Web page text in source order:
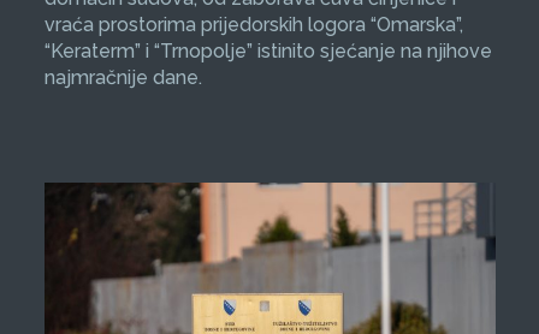
vraća prostorima prijedorskih logora “Omarska”,
“Keraterm” i “Trnopolje” istinito sjećanje na njihove
najmračnije dane.